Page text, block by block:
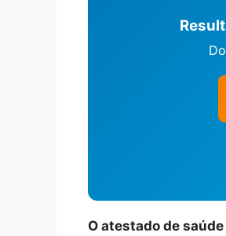
O atestado de